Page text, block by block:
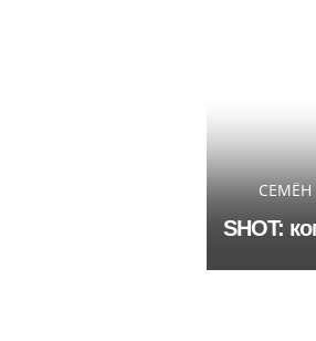
СЕМЁН
SHOT: